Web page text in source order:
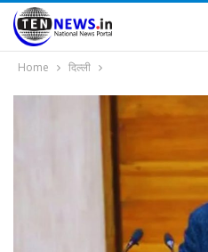
Home दिल्ली